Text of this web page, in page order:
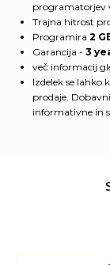
programatorjev
Trajna hitrost
Programira 2
Garancija - 3
več informacij
Izdelek se lahko
prodaje.
informativne in